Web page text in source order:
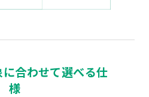
合わせて選べる仕
様